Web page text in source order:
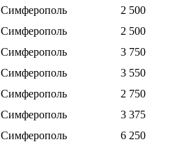
Симферополь 2 500
Симферополь 2 500
Симферополь 3 750
Симферополь 3 550
Симферополь 2 750
Симферополь 3 375
Симферополь 6 250